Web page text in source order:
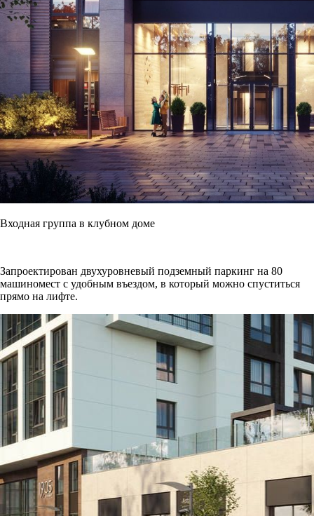
Входная группа в клубном доме
Запроектирован двухуровневый подземный паркинг на 80
машиномест с удобным въездом, в который можно спуститься
прямо на лифте.